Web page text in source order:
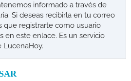
informado a través de
Si deseas recibirla en tu correo
que registrarte como usuario
en este enlace. Es un servicio